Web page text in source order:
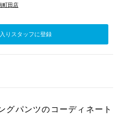
町田店
りスタッフに登録
グパンツのコーディネート